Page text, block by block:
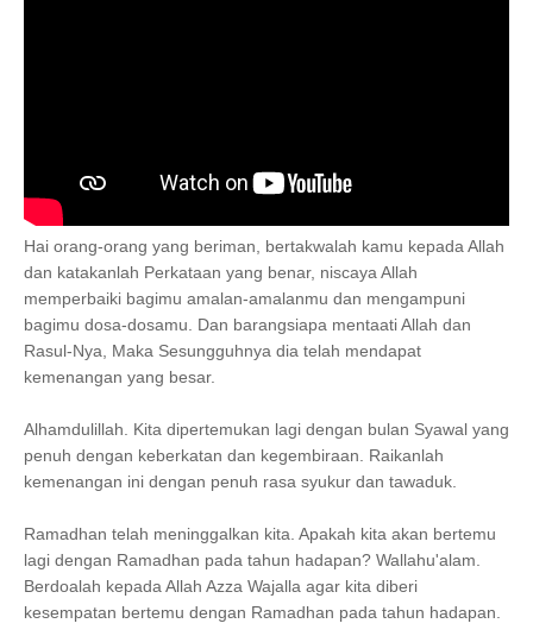
Hai orang-orang yang beriman, bertakwalah kamu kepada Allah
dan katakanlah Perkataan yang benar, niscaya Allah
memperbaiki bagimu amalan-amalanmu dan mengampuni
bagimu dosa-dosamu. Dan barangsiapa mentaati Allah dan
Rasul-Nya, Maka Sesungguhnya dia telah mendapat
kemenangan yang besar.
Alhamdulillah. Kita dipertemukan lagi dengan bulan Syawal yang
penuh dengan keberkatan dan kegembiraan. Raikanlah
kemenangan ini dengan penuh rasa syukur dan tawaduk.
Ramadhan telah meninggalkan kita. Apakah kita akan bertemu
lagi dengan Ramadhan pada tahun hadapan? Wallahu'alam.
Berdoalah kepada Allah Azza Wajalla agar kita diberi
kesempatan bertemu dengan Ramadhan pada tahun hadapan.